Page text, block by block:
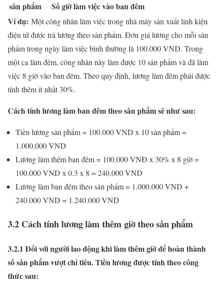
sản phẩm
Số giờ làm việc vào ban đêm
Ví dụ: Một công nhân làm việc trong nhà máy sản xuất linh kiện
điện tử được trả lương theo sản phẩm. Đơn giá lương cho mỗi sản
phẩm trong ngày làm việc bình thường là 100.000 VND. Trong
một ca làm đêm, công nhân này làm được 10 sản phẩm và đã làm
việc 8 giờ vào ban đêm. Theo quy định, lương làm đêm phải được
tính thêm ít nhất 30%.
Cách tính lương làm ban đêm theo sản phẩm sẽ như sau:
Tiền lương sản phẩm = 100.000 VND x 10 sản phẩm =
1.000.000 VND
Lương làm thêm ban đêm = 100.000 VNĐ x 30% x 8 giờ =
100.000 VND x 0.3 x 8 = 240.000 VND
Lương làm ban đêm theo sản phẩm = 1.000.000 VND +
240.000 VND = 1.240.000 VND
3.2 Cách tính lương làm thêm giờ theo sản phẩm
3.2.1 Đối với người lao động khi làm thêm giờ để hoàn thành
số sản phẩm vượt chỉ tiêu. Tiền lương được tính theo công
thức sau: